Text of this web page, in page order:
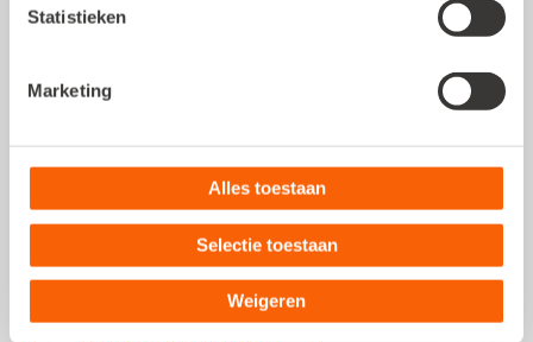
Statistieken
Marketing
Alles toestaan
Selectie toestaan
Weigeren
Hoe kunnen we je helpen?
+31 (0222) 36 30 60
Stuur ons een mail
Eerste hulp bij vragen